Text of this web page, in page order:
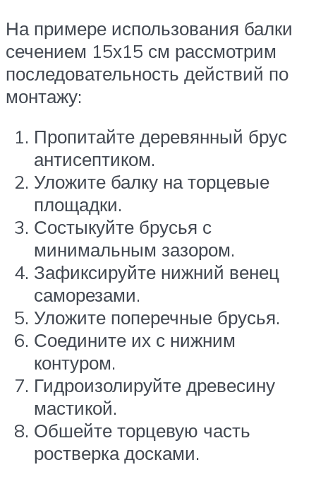
На примере использования балки
сечением 15х15 см рассмотрим
последовательность действий по
монтажу:
Пропитайте деревянный брус
антисептиком.
Уложите балку на торцевые
площадки.
Состыкуйте брусья с
минимальным зазором.
Зафиксируйте нижний венец
саморезами.
Уложите поперечные брусья.
Соедините их с нижним
контуром.
Гидроизолируйте древесину
мастикой.
Обшейте торцевую часть
ростверка досками.